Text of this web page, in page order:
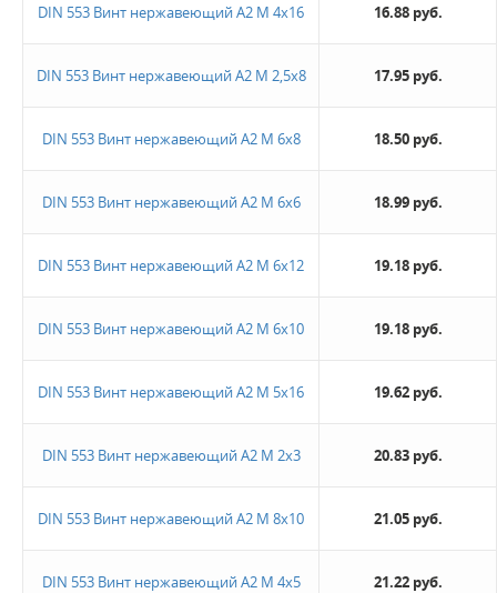
DIN 553 Винт нержавеющий А2 М 4х16 16.88 руб.
DIN 553 Винт нержавеющий А2 М 2,5х8 17.95 руб.
DIN 553 Винт нержавеющий А2 М 6х8 18.50 руб.
DIN 553 Винт нержавеющий А2 М 6х6 18.99 руб.
DIN 553 Винт нержавеющий А2 М 6х12 19.18 руб.
DIN 553 Винт нержавеющий А2 М 6х10 19.18 руб.
DIN 553 Винт нержавеющий А2 М 5х16 19.62 руб.
DIN 553 Винт нержавеющий А2 М 2х3 20.83 руб.
DIN 553 Винт нержавеющий А2 М 8х10 21.05 руб.
DIN 553 Винт нержавеющий А2 М 4х5 21.22 руб.